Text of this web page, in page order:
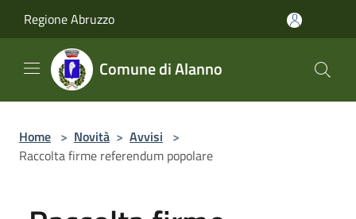
Regione Abruzzo
Comune di Alanno
Home > Novità > Avvisi >
Raccolta firme referendum popolare